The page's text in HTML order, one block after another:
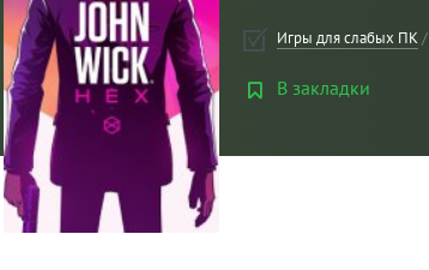
Игры для слабых ПК/
В закладки